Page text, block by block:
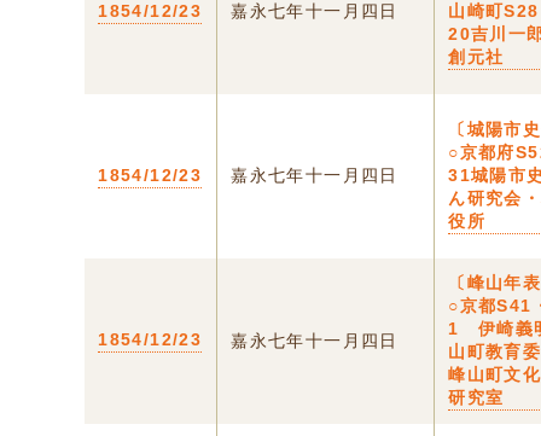
1854/12/23 嘉永七年十一月四日
山崎町
20吉川一
創元社
1854/12/23 嘉永七年十一月四日
〔城陽市
○京都府
31城陽市
ん研究会
役所
1854/12/23 嘉永七年十一月四日
〔峰山年
○京都S41
1 伊崎義
山町教育
峰山町文
研究室